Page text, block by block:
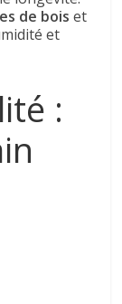
de bois et
et
: